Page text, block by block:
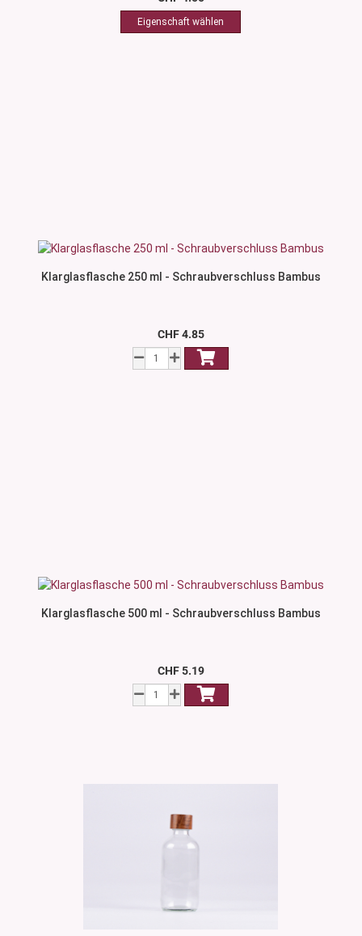
Klarglasflasche 250 ml - Schraubverschluss Bambus
CHF 4.85
Klarglasflasche 500 ml - Schraubverschluss Bambus
CHF 5.19